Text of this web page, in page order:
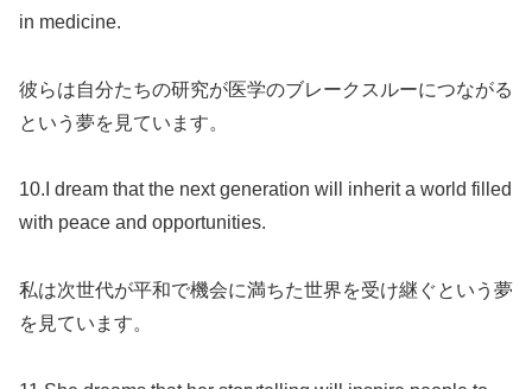
in medicine.
彼らは自分たちの研究が医学のブレークスルーにつながる
という夢を見ています。
10.I dream that the next generation will inherit a world filled
with peace and opportunities.
私は次世代が平和で機会に満ちた世界を受け継ぐという夢
を見ています。